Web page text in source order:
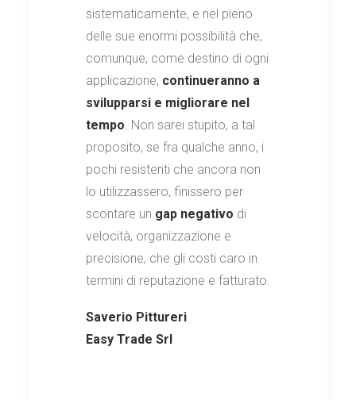
sistematicamente, e nel pieno
delle sue enormi possibilità che,
comunque, come destino di ogni
applicazione, continueranno a
svilupparsi e migliorare nel
tempo . Non sarei stupito, a tal
proposito, se fra qualche anno, i
pochi resistenti che ancora non
lo utilizzassero, finissero per
scontare un gap negativo di
velocità, organizzazione e
precisione, che gli costi caro in
termini di reputazione e fatturato.
Saverio Pittureri
Easy Trade Srl